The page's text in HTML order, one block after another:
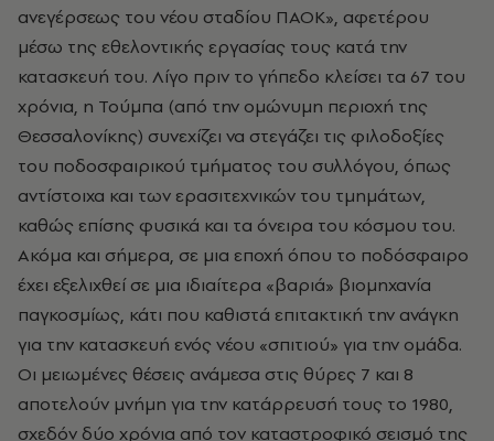
ανεγέρσεως του νέου σταδίου ΠΑΟΚ», αφετέρου
μέσω της εθελοντικής εργασίας τους κατά την
κατασκευή του. Λίγο πριν το γήπεδο κλείσει τα 67 του
χρόνια, η Τούμπα (από την ομώνυμη περιοχή της
Θεσσαλονίκης) συνεχίζει να στεγάζει τις φιλοδοξίες
του ποδοσφαιρικού τμήματος του συλλόγου, όπως
αντίστοιχα και των ερασιτεχνικών του τμημάτων,
καθώς επίσης φυσικά και τα όνειρα του κόσμου του.
Ακόμα και σήμερα, σε μια εποχή όπου το ποδόσφαιρο
έχει εξελιχθεί σε μια ιδιαίτερα «βαριά» βιομηχανία
παγκοσμίως, κάτι που καθιστά επιτακτική την ανάγκη
για την κατασκευή ενός νέου «σπιτιού» για την ομάδα.
Οι μειωμένες θέσεις ανάμεσα στις θύρες 7 και 8
αποτελούν μνήμη για την κατάρρευσή τους το 1980,
σχεδόν δύο χρόνια από τον καταστροφικό σεισμό της